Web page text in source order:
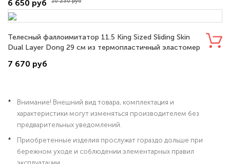
6 650 руб
Телесный фаллоимитатор 11.5 King Sized Sliding Skin
Dual Layer Dong 29 см из термопластичный эластомер
7 670 руб
Внимание! Внешний вид товара, комплектация и
характеристики могут изменяться производителем без
предварительных уведомлений.
Приобретенные изделия прослужат гораздо дольше при
бережном уходе и соблюдении элементарных правил